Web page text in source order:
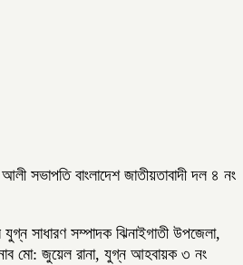
সভাপতি বাংলাদেশ জাতীয়তাবাদী দল ৪ নং
সাধারণ সম্পাদক ঝিনাইগাতী উপজেলা,
মো: জুয়েল রানা, যুগ্ন আহবায়ক ৩ নং